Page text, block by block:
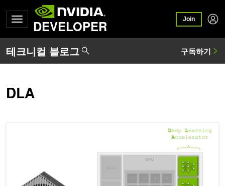
DEVELOPER Join
DLA
DLA로 NVIDIA Jetson Orin에서 딥 러닝 성능 극대화하기